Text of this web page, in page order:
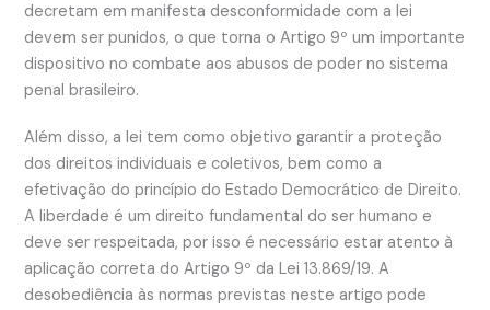
decretam em manifesta desconformidade com a lei
devem ser punidos, o que torna o Artigo 9º um importante
dispositivo no combate aos abusos de poder no sistema
penal brasileiro.
Além disso, a lei tem como objetivo garantir a proteção
dos direitos individuais e coletivos, bem como a
efetivação do princípio do Estado Democrático de Direito.
A liberdade é um direito fundamental do ser humano e
deve ser respeitada, por isso é necessário estar atento à
aplicação correta do Artigo 9º da Lei 13.869/19. A
desobediência às normas previstas neste artigo pode